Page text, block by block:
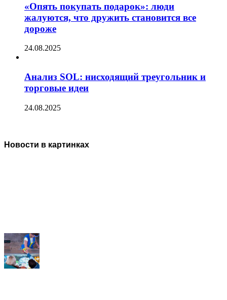
«Опять покупать подарок»: люди
жалуются, что дружить становится все
дороже
24.08.2025
Анализ SOL: нисходящий треугольник и
торговые идеи
24.08.2025
Новости в картинках